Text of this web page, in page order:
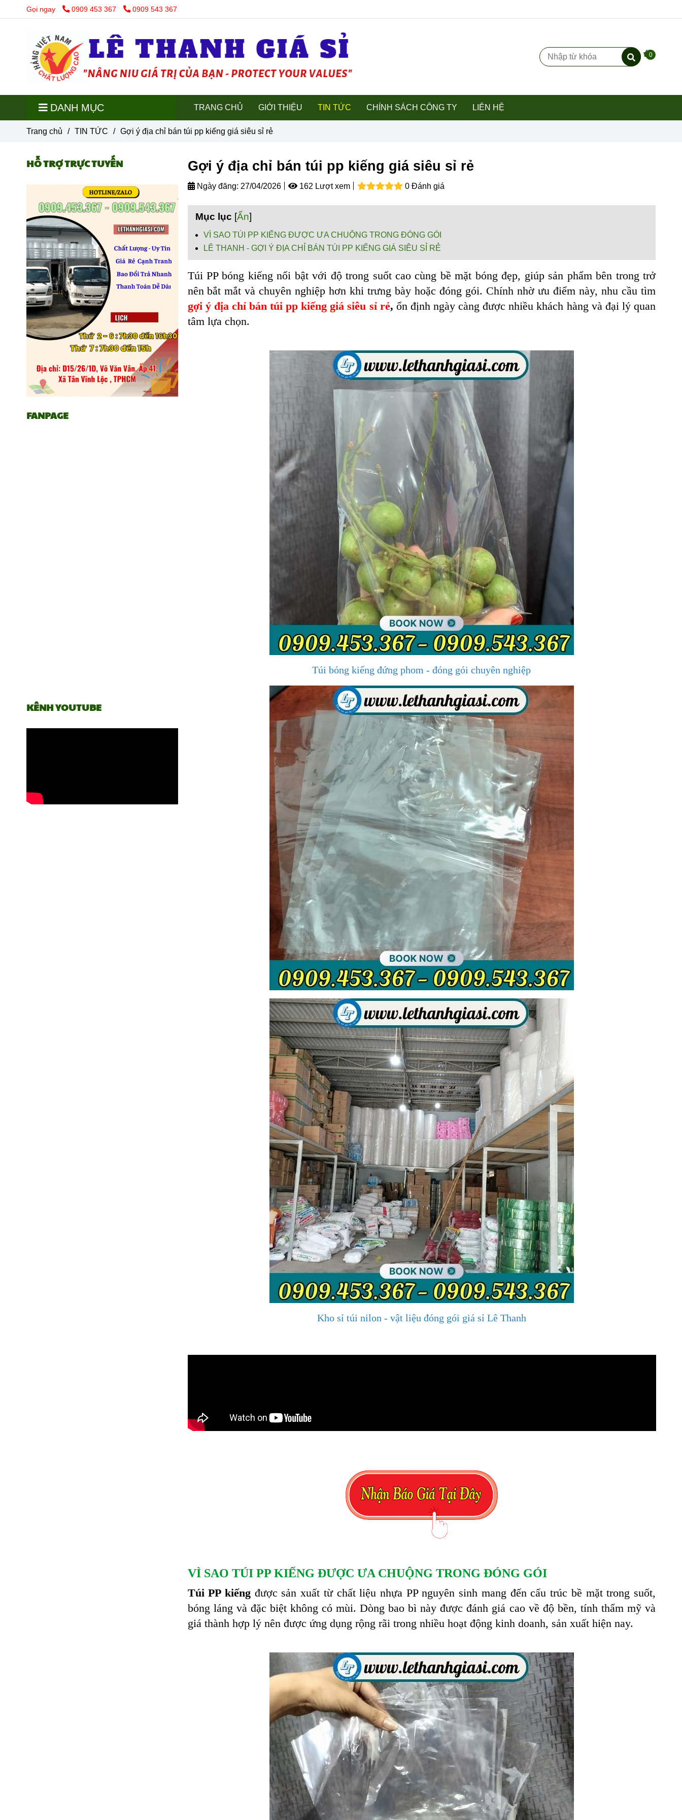
Gọi ngay 0909 453 367 0909 543 367
0
DANH MỤC TRANG CHỦ GIỚI THIỆU TIN TỨC CHÍNH SÁCH CÔNG TY LIÊN HỆ
Trang chủ / TIN TỨC / Gợi ý địa chỉ bán túi pp kiếng giá siêu sỉ rẻ
Gợi ý địa chỉ bán túi pp kiếng giá siêu sỉ rẻ
Ngày đăng: 27/04/2026 162 Lượt xem 0 Đánh giá
Mục lục [Ẩn]
VÌ SAO TÚI PP KIẾNG ĐƯỢC ƯA CHUỘNG TRONG ĐÓNG GÓI
LÊ THANH - GỢI Ý ĐỊA CHỈ BÁN TÚI PP KIẾNG GIÁ SIÊU SỈ RẺ
Túi PP bóng kiếng nổi bật với độ trong suốt cao cùng bề mặt bóng đẹp, giúp sản phẩm bên trong trở
nên bắt mắt và chuyên nghiệp hơn khi trưng bày hoặc đóng gói. Chính nhờ ưu điểm này, nhu cầu tìm
gợi ý địa chỉ bán túi pp kiếng giá siêu sỉ rẻ, ổn định ngày càng được nhiều khách hàng và đại lý quan
tâm lựa chọn.
Túi bóng kiếng đứng phom - đóng gói chuyên nghiệp
Kho sỉ túi nilon - vật liệu đóng gói giá sỉ Lê Thanh
VÌ SAO TÚI PP KIẾNG ĐƯỢC ƯA CHUỘNG TRONG ĐÓNG GÓI
Túi PP kiếngđược sản xuất từ chất liệu nhựa PP nguyên sinh mang đến cấu trúc bề mặttrong suốt,
bóng láng và đặc biệt không có mùi. Dòng bao bì này được đánh giá cao về độ bền, tính thẩm mỹ và
giá thành hợp lý nên được ứng dụng rộng rãi trong nhiều hoạt động kinh doanh, sản xuất hiện nay.
HỖ TRỢ TRỰC TUYẾN
FANPAGE
KÊNH YOUTUBE